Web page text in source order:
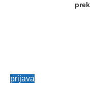
prijava